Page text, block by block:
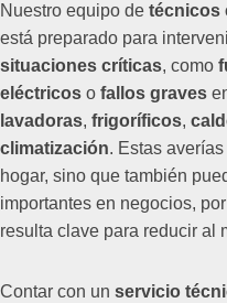
Nuestro equipo de técnicos
está preparado para
situaciones críticas, como
eléctricos o fallos graves
lavadoras, frigoríficos,
climatización. Estas
hogar, sino que también
importantes en negocios,
resulta clave para reducir al
Contar con un servicio